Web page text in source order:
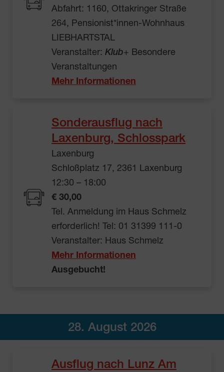
Abfahrt: 1160, Ottakringer Straße
264, Pensionist*innen-Wohnhaus
LIEBHARTSTAL
Veranstalter: Klub+ Besondere
Veranstaltungen
Mehr Informationen
Sonderausflug nach
Laxenburg, Schlosspark
Laxenburg
Schloßplatz 17, 2361 Laxenburg
12:30 – 18:00
€ 30,00
Tel. Anmeldung im Haus Schmelz
erforderlich! Tel: 01 31399 111-0
Veranstalter: Haus Schmelz
Mehr Informationen
Ausgebucht!
28. August 2026
Ausflug nach Lunz Am